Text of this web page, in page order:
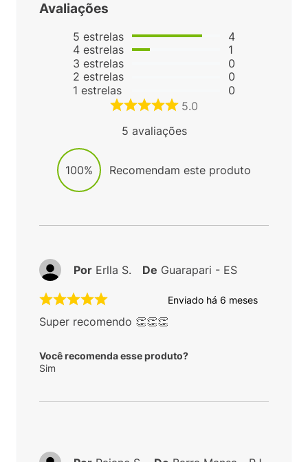
Avaliações
5 estrelas
4 estrelas
3 estrelas
2 estrelas
1 estrelas
4
1
0
0
0
5.0
5 avaliações
100% Recomendam este produto
Enviado há 6 meses
Super recomendo 👏👏👏
Você recomenda esse produto?
Sim
Por Erlla S. De Guarapari - ES